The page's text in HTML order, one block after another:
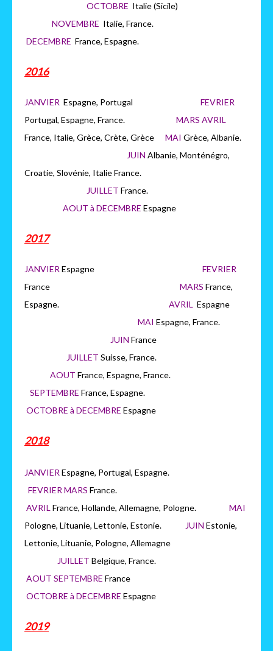
OCTOBRE Italie (Sicile)
NOVEMBRE Italie, France.
DECEMBRE France, Espagne.
2016
JANVIER Espagne, Portugal FEVRIER
Portugal, Espagne, France. MARS AVRIL
France, Italie, Grèce, Crète, Grèce MAI Grèce, Albanie.
JUIN Albanie, Monténégro,
Croatie, Slovénie, Italie France.
JUILLET France.
AOUT à DECEMBRE Espagne
2017
JANVIER Espagne FEVRIER
France MARS France,
Espagne. AVRIL Espagne
MAI Espagne, France.
JUIN France
JUILLET Suisse, France.
AOUT France, Espagne, France.
SEPTEMBRE France, Espagne.
OCTOBRE à DECEMBRE Espagne
2018
JANVIER Espagne, Portugal, Espagne.
FEVRIER MARS France.
AVRIL France, Hollande, Allemagne, Pologne. MAI
Pologne, Lituanie, Lettonie, Estonie.
JUIN Estonie,
Lettonie, Lituanie, Pologne, Allemagne
JUILLET Belgique, France.
AOUT SEPTEMBRE France
OCTOBRE à DECEMBRE Espagne
2019